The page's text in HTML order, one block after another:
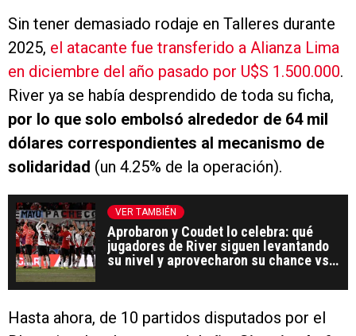
Sin tener demasiado rodaje en Talleres durante
2025, el atacante fue transferido a Alianza Lima
en diciembre del año pasado por U$S 1.500.000.
River ya se había desprendido de toda su ficha,
por lo que solo embolsó alrededor de 64 mil
dólares correspondientes al mecanismo de
solidaridad (un 4.25% de la operación).
VER TAMBIÉN
Aprobaron y Coudet lo celebra: qué
jugadores de River siguen levantando
su nivel y aprovecharon su chance vs.
Hasta ahora, de 10 partidos disputados por el